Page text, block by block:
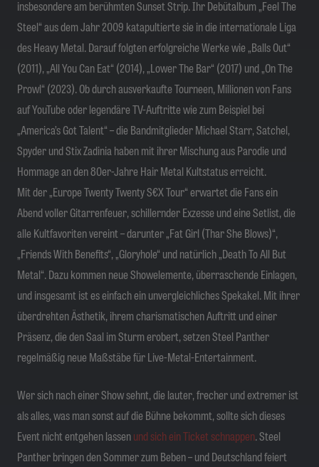
insbesondere am berühmten Sunset Strip. Ihr Debütalbum „Feel The
Steel“ aus dem Jahr 2009 katapultierte sie in die internationale Liga
des Heavy Metal. Darauf folgten erfolgreiche Werke wie „Balls Out“
(2011), „All You Can Eat“ (2014), „Lower The Bar“ (2017) und „On The
Prowl“ (2023). Ob durch ausverkaufte Tourneen, Millionen von Fans
auf YouTube oder legendäre TV-Auftritte wie zum Beispiel bei
„America’s Got Talent“ – die Bandmitglieder Michael Starr, Satchel,
Spyder und Stix Zadinia haben mit ihrer Mischung aus Parodie und
Hommage an den 80er-Jahre Hair Metal Kultstatus erreicht.
Mit der „Europe Twenty Twenty S€X Tour“ erwartet die Fans ein
Abend voller Gitarrenfeuer, schillernder Exzesse und eine Setlist, die
alle Kultfavoriten vereint – darunter „Fat Girl (Thar She Blows)“,
„Friends With Benefits“, „Gloryhole“ und natürlich „Death To All But
Metal“. Dazu kommen neue Showelemente, überraschende Einlagen,
und insgesamt ist es einfach ein unvergleichliches Spekakel. Mit ihrer
überdrehten Ästhetik, ihrem charismatischen Auftritt und einer
Präsenz, die den Saal im Sturm erobert, setzen Steel Panther
regelmäßig neue Maßstäbe für Live-Metal-Entertainment.
Wer sich nach einer Show sehnt, die lauter, frecher und extremer ist
als alles, was man sonst auf die Bühne bekommt, sollte sich dieses
Event nicht entgehen lassenund sich ein Ticket schnappen. Steel
Panther bringen den Sommer zum Beben – und Deutschland feiert